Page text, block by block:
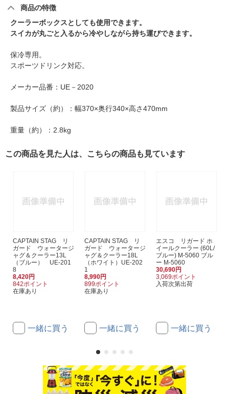
商品の特徴
クーラーボックスとしても使用できます。
スイカが丸ごと入るから冷やしながら持ち運びできます。
保冷専用。
スポーツドリンク対応。
メーカー品番：UE－2020
製品サイズ（約）：幅370×奥行340×高さ470mm
重量（約）：2.8kg
この商品を見た人は、こちらの商品も見ています
CAPTAIN STAG リ
ガード ウォータージ
ャグ＆クーラー13L
（ブルー） UE-201
8
8,420円
842ポイント
在庫あり
一緒に買う
CAPTAIN STAG リ
ガード ウォータージ
ャグ＆クーラー18L
（ホワイト）UE-202
1
8,990円
899ポイント
在庫あり
一緒に買う
エスコ リガード ホ
イールクーラー (60L/
ブルー) M-5060 ブル
ー M-5060
30,690円
3,069ポイント
入荷次第出荷
一緒に買う